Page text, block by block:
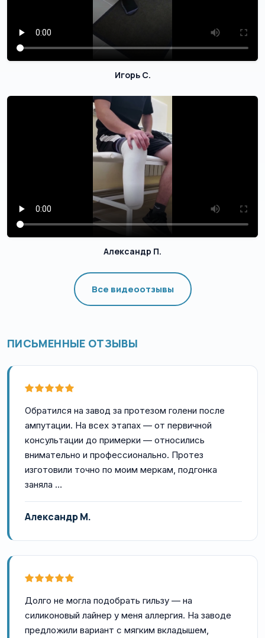
Игорь С.
Александр П.
Все видеоотзывы
ПИСЬМЕННЫЕ ОТЗЫВЫ
Обратился на завод за протезом голени после
ампутации. На всех этапах — от первичной
консультации до примерки — относились
внимательно и профессионально. Протез
изготовили точно по моим меркам, подгонка
заняла …
Александр М.
Долго не могла подобрать гильзу — на
силиконовый лайнер у меня аллергия. На заводе
предложили вариант с мягким вкладышем,